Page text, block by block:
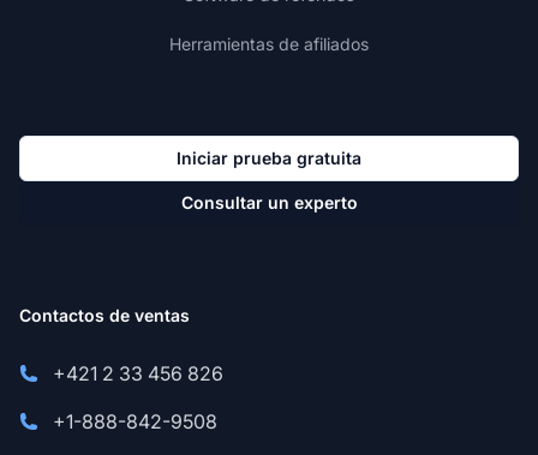
Herramientas de afiliados
Iniciar prueba gratuita
Consultar un experto
Contactos de ventas
+421 2 33 456 826
+1-888-842-9508